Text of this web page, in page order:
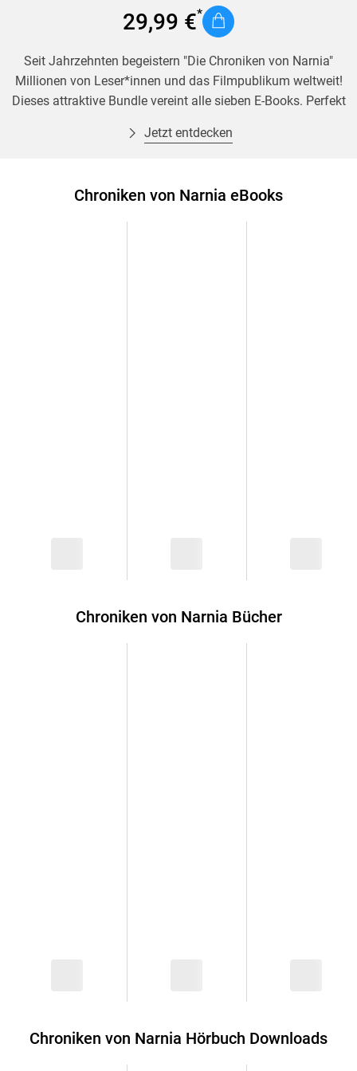
29,99 €
Seit Jahrzehnten begeistern "Die Chroniken von Narnia"
Millionen von Leser*innen und das Filmpublikum weltweit!
Dieses attraktive Bundle vereint alle sieben E-Books. Perfekt
Kleiderschrank eintauchen möchten.
Enthält die E-Books: Das Wunder von Narnia, Der König von
Jetzt entdecken
Chroniken von Narnia eBooks
Chroniken von Narnia Bücher
Chroniken von Narnia Hörbuch Downloads